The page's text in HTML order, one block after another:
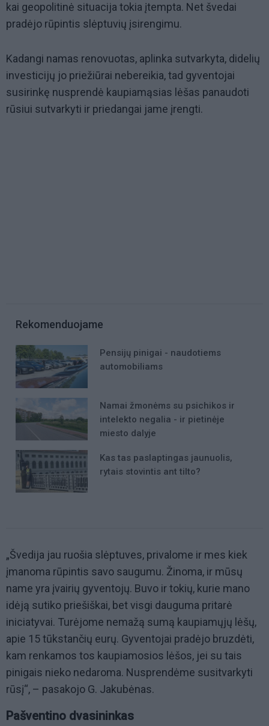
kai geopolitinė situacija tokia įtempta. Net švedai
pradėjo rūpintis slėptuvių įsirengimu.
Kadangi namas renovuotas, aplinka sutvarkyta, didelių
investicijų jo priežiūrai nebereikia, tad gyventojai
susirinkę nusprendė kaupiamąsias lėšas panaudoti
rūsiui sutvarkyti ir priedangai jame įrengti.
Rekomenduojame
Pensijų pinigai - naudotiems
automobiliams
Namai žmonėms su psichikos ir
intelekto negalia - ir pietinėje
miesto dalyje
Kas tas paslaptingas jaunuolis,
rytais stovintis ant tilto?
„Švedija jau ruošia slėptuves, privalome ir mes kiek
įmanoma rūpintis savo saugumu. Žinoma, ir mūsų
name yra įvairių gyventojų. Buvo ir tokių, kurie mano
idėją sutiko priešiškai, bet visgi dauguma pritarė
iniciatyvai. Turėjome nemažą sumą kaupiamųjų lėšų,
apie 15 tūkstančių eurų. Gyventojai pradėjo bruzdėti,
kam renkamos tos kaupiamosios lėšos, jei su tais
pinigais nieko nedaroma. Nusprendėme susitvarkyti
rūsį“, – pasakojo G. Jakubėnas.
Pašventino dvasininkas